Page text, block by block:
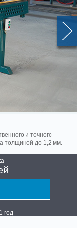
и точного
толщиной до 1,2 мм.
год